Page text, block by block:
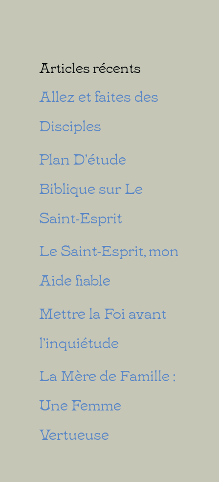
Articles récents
Allez et faites des
Disciples
Plan D’étude
Biblique sur Le
Saint-Esprit
Le Saint-Esprit, mon
Aide fiable
Mettre la Foi avant
l’inquiétude
La Mère de Famille :
Une Femme
Vertueuse